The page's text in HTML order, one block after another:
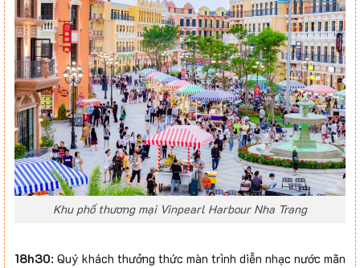
Khu phố thương mại Vinpearl Harbour Nha Trang
18h30: Quý khách thưởng thức màn trình diễn nhạc nước mãn